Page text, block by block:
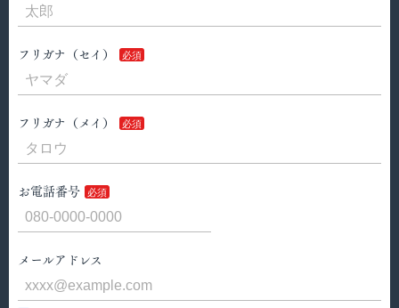
フリガナ（セイ）
フリガナ（メイ）
お電話番号
メールアドレス